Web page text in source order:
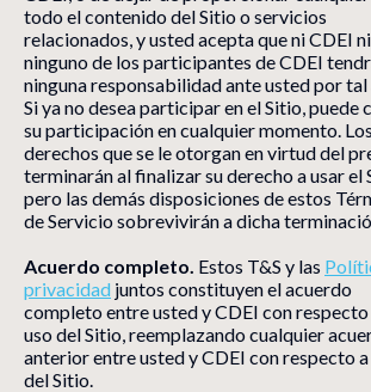
todo el contenido del Sitio o servicios
relacionados, y usted acepta que ni CDEI ni
ninguno de los participantes de CDEI
ninguna responsabilidad ante usted por tal
Si ya no desea participar en el Sitio, puede
su participación en cualquier momento. Los
derechos que se le otorgan en virtud del
terminarán al finalizar su derecho a usar el
pero las demás disposiciones de estos
de Servicio sobrevivirán a dicha
Acuerdo completo. Estos T&S y las
privacidad juntos constituyen el acuerdo
completo entre usted y CDEI con respecto
uso del Sitio, reemplazando cualquier
anterior entre usted y CDEI con respecto a
del Sitio.